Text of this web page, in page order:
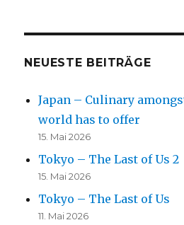
NEUESTE BEITRÄGE
Japan – Culinary
world has to offer
15. Mai 2026
Tokyo – The Last of Us 2
15. Mai 2026
Tokyo – The Last of Us
11. Mai 2026